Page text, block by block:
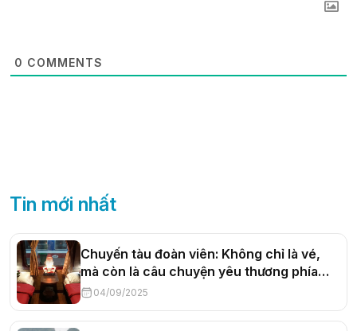
0 COMMENTS
Tin mới nhất
Chuyến tàu đoàn viên: Không chỉ là vé,
mà còn là câu chuyện yêu thương phía
sau04/09/2025